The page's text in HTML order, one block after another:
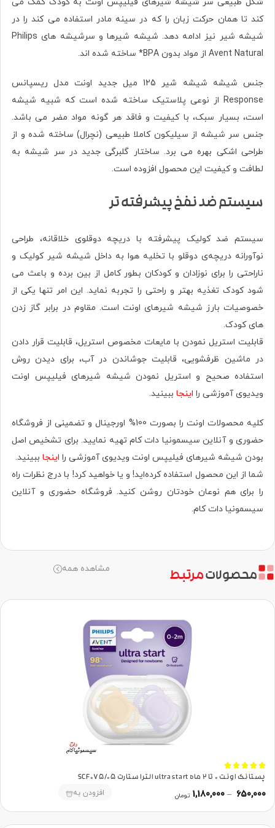
کند تا همان حرکت زبان را که در سینه مادر استفاده می کند را در
شیشه شیر نیز ادامه دهد. شیشه شیرها و سرشیشه های Philips
Avent Natural از مواد بدون BPA* ساخته شده اند.
جنس شیشه شیشه شیر 125 میل جدید اونت مدل ریسپانس
Response از نوعی پلاستیک ساخته شده است که شبیه شیشه
است، بسیار سبک، با کیفیت و فاقد هر گونه مواد مضر می باشد.
جنس سر شیشه از سیلیکون کاملا طبیعی (نچرال) ساخته شده و از
طراحی اشکی بهره می برد. ساختار گلبرگی جدید در سر شیشه به
لطافت و کیفیت این محصول افزوده است.
سیستم ضد نفخ پیشرفته تر
سیستم ضد کولیک پیشرفته با دریچه دوقلوی خلاقانه، طراحی
نوآورانه دریچه‌ی دوقلو با تخلیه هوا به داخل شیشه شیر کولیک و
ناراحتی را برای نوزادان و کودکان بطور کامل از بین برده و باعث می
شود کودک تغذیه بهتر و راحتی را تجربه نماید. این امر تنها یکی از
خصوصیات بارز شیشه شیرهای اونت است. مقاوم در برابر گاز زدن
های کودک.
قابلیت استریل نمودن با مایعات مخصوص استریل، قابلیت قرار دادن
در ماشین ظرفشویی، قابلیت جوشاندن در آب، برای دیدن روش
استفاده صحیح و استریل نمودن شیشه شیرهای فیلیپس اونت
ویدیوی آموزشی را اینجا ببینید.
کلیه محصولات اونت را بصورت 100% اورجینال و تضمینی از فروشگاه
حضوری و آنلاین سیسمونیا دات کام تهیه نمایید. برای تشخیص اصل
بودن شیشه شیرهای فیلیپس اونت ویدیوی آموزشی را اینجا ببینید.
شما از این محصول استفاده کرده‌اید! و یا خواهید کرد! با درج نظرات راه
را برای هم نوعان خودتان روشن کنید. فروشگاه حضوری‌ و آنلاین
سیسمونیا دات کام.
محصولاتمرتبط مشاهده همه





پستانک اونت 0 تا 2 ماه ultra start الترا ستارت SCF075/05
650,000
–
1,180,000 تومان افزودن به